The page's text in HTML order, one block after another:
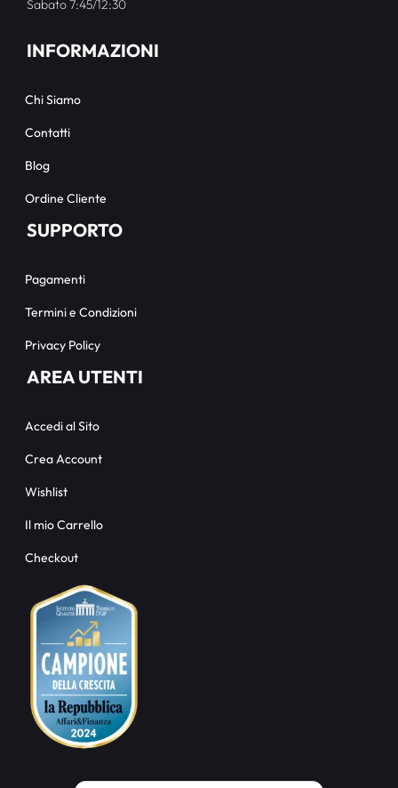
Sabato 7:45/12:30
INFORMAZIONI
Chi Siamo
Contatti
Blog
Ordine Cliente
SUPPORTO
Pagamenti
Termini e Condizioni
Privacy Policy
AREA UTENTI
Accedi al Sito
Crea Account
Wishlist
Il mio Carrello
Checkout